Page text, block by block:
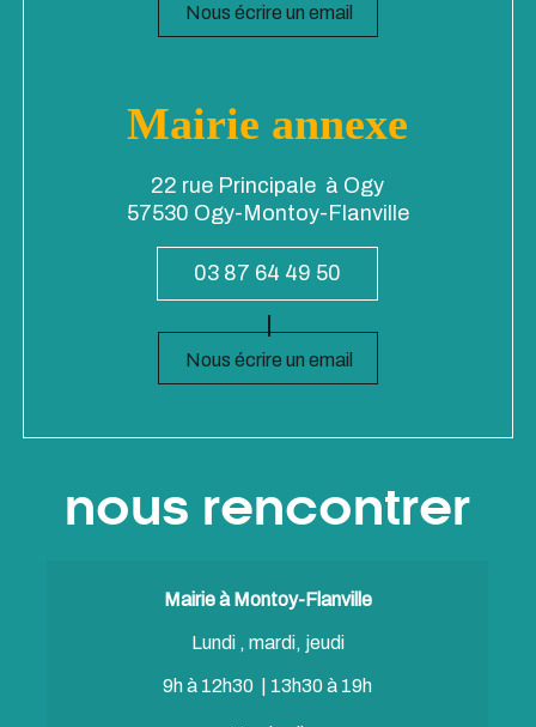
Nous écrire un email
Mairie annexe
22 rue Principale à Ogy
57530 Ogy-Montoy-Flanville
03 87 64 49 50
Nous écrire un email
nous rencontrer
Mairie à Montoy-Flanville
Lundi , mardi, jeudi
9h à 12h30 | 13h30 à 19h